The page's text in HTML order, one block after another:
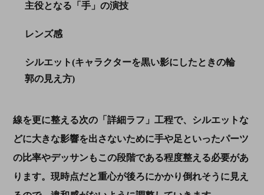
主役となる「手」の演技
レンズ感
シルエット(キャラクターを黒い影にしたときの輪
郭の見え方)
線を更に整える次の「詳細ラフ」工程で、シルエットな
どに大きな影響を出さないために手や足といったパーツ
の比率やデッサンもこの段階である程度整える必要があ
ります。現時点だと重心が後ろにかかり倒れそうに見え